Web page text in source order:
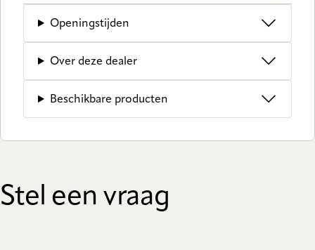
Openingstijden
Over deze dealer
Beschikbare producten
Stel een vraag